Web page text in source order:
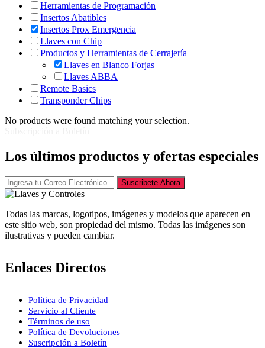
Herramientas de Programación
Insertos Abatibles
Insertos Prox Emergencia
Llaves con Chip
Productos y Herramientas de Cerrajería
Llaves en Blanco Forjas
Llaves ABBA
Remote Basics
Transponder Chips
No products were found matching your selection.
Los últimos productos y ofertas especiales
Suscribete Ahora
Todas las marcas, logotipos, imágenes y modelos que aparecen en
este sitio web, son propiedad del mismo. Todas las imágenes son
ilustrativas y pueden cambiar.
Enlaces Directos
Política de Privacidad
Servicio al Cliente
Términos de uso
Política de Devoluciones
Suscripción a Boletín